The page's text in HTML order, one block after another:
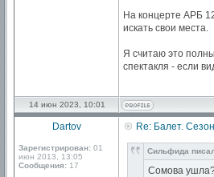
На концерте АРБ
искать свои места.
Я считаю это
спектакля - если
14 июн 2023, 10:01
Dartov
Зарегистрирован: 01
июн 2013, 13:05
Сообщения: 17
Re: Балет.
Сильфида
Сомова